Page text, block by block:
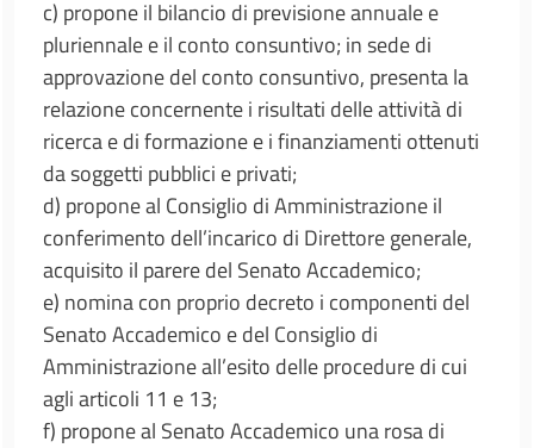
c) propone il bilancio di previsione annuale e
pluriennale e il conto consuntivo; in sede di
approvazione del conto consuntivo, presenta la
relazione concernente i risultati delle attività di
ricerca e di formazione e i finanziamenti ottenuti
da soggetti pubblici e privati;
d) propone al Consiglio di Amministrazione il
conferimento dell’incarico di Direttore generale,
acquisito il parere del Senato Accademico;
e) nomina con proprio decreto i componenti del
Senato Accademico e del Consiglio di
Amministrazione all’esito delle procedure di cui
agli articoli 11 e 13;
f) propone al Senato Accademico una rosa di